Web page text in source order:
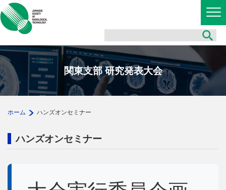
関東支部 研究発表大会
ホーム ハンズオンセミナー
ハンズオンセミナー